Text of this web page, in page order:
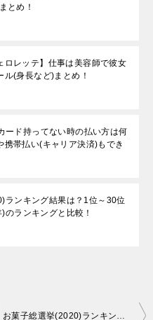
とめ！
ロレッテ】仕事は美容師で彼女
(身長など)まとめ！
ード持ってない時の払い方は何
携帯払い(キャリア決済)もでき
ランキング結果は？1位～30位
のランキングと比較！